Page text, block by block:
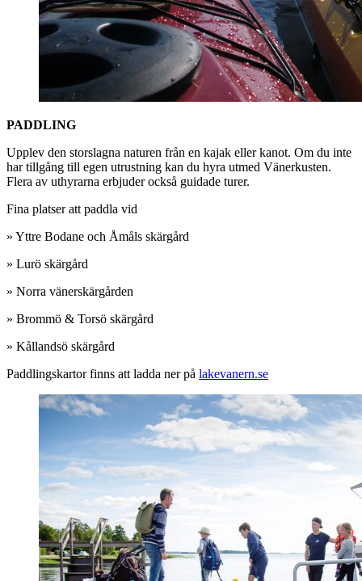
PADDLING
Upplev den storslagna naturen från en kajak eller kanot. Om du inte
har tillgång till egen utrustning kan du hyra utmed Vänerkusten.
Flera av uthyrarna erbjuder också guidade turer.
Fina platser att paddla vid
» Yttre Bodane och Åmåls skärgård
» Lurö skärgård
» Norra vänerskärgården
» Brommö & Torsö skärgård
» Kållandsö skärgård
Paddlingskartor finns att ladda ner på lakevanern.se